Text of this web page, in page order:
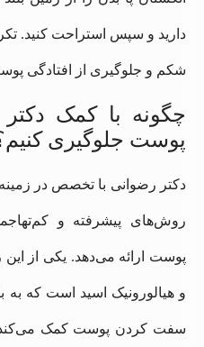
دارید و سپس استراحت کنید.
شکم و جلوگیری از افتادگی
چگونه با کمک
پوست جلوگیری
دکتر رضوانی با تخصص در
روش‌های پیشرفته و
پوست ارائه می‌دهد. یکی از
و هیالورونیک اسید است که
سفت کردن پوست کمک می‌کند.